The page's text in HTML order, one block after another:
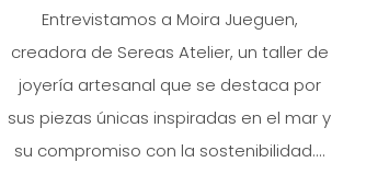
Entrevistamos a Moira Jueguen,
creadora de Sereas Atelier, un taller de
joyería artesanal que se destaca por
sus piezas únicas inspiradas en el mar y
su compromiso con la sostenibilidad....